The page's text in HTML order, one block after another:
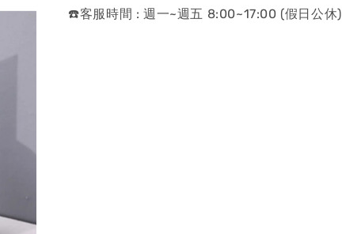
☎️客服時間 : 週一~週五 8:00~17:00 (假日公休)